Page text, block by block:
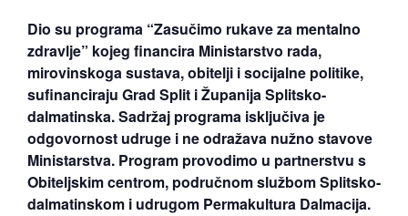
Dio su programa “Zasučimo rukave za mentalno
zdravlje” kojeg financira Ministarstvo rada,
mirovinskoga sustava, obitelji i socijalne politike,
sufinanciraju Grad Split i Županija Splitsko-
dalmatinska. Sadržaj programa isključiva je
odgovornost udruge i ne odražava nužno stavove
Ministarstva. Program provodimo u partnerstvu s
Obiteljskim centrom, područnom službom Splitsko-
dalmatinskom i udrugom Permakultura Dalmacija.